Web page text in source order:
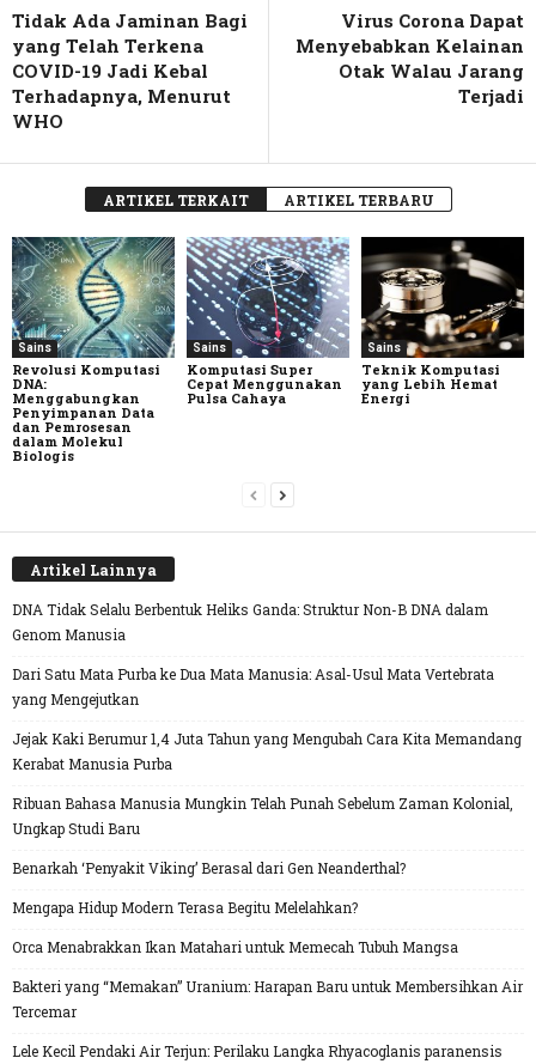
Tidak Ada Jaminan Bagi
yang Telah Terkena
COVID-19 Jadi Kebal
Terhadapnya, Menurut
WHO
Virus Corona Dapat
Menyebabkan Kelainan
Otak Walau Jarang
Terjadi
ARTIKEL TERKAIT ARTIKEL TERBARU
Sains
Revolusi Komputasi
DNA:
Menggabungkan
Penyimpanan Data
dan Pemrosesan
dalam Molekul
Biologis
Sains
Komputasi Super
Cepat Menggunakan
Pulsa Cahaya
Sains
Teknik Komputasi
yang Lebih Hemat
Energi
Artikel Lainnya
DNA Tidak Selalu Berbentuk Heliks Ganda: Struktur Non-B DNA dalam
Genom Manusia
Dari Satu Mata Purba ke Dua Mata Manusia: Asal-Usul Mata Vertebrata
yang Mengejutkan
Jejak Kaki Berumur 1,4 Juta Tahun yang Mengubah Cara Kita Memandang
Kerabat Manusia Purba
Ribuan Bahasa Manusia Mungkin Telah Punah Sebelum Zaman Kolonial,
Ungkap Studi Baru
Benarkah ‘Penyakit Viking’ Berasal dari Gen Neanderthal?
Mengapa Hidup Modern Terasa Begitu Melelahkan?
Orca Menabrakkan Ikan Matahari untuk Memecah Tubuh Mangsa
Bakteri yang “Memakan” Uranium: Harapan Baru untuk Membersihkan Air
Tercemar
Lele Kecil Pendaki Air Terjun: Perilaku Langka Rhyacoglanis paranensis